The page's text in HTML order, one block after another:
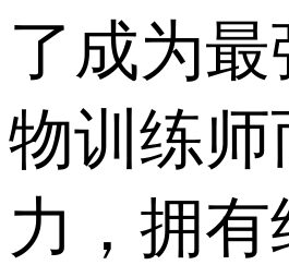
了成为
物训练师
力，拥有